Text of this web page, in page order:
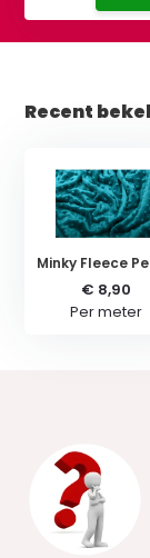
Recent
Minky Fleece
€ 8,90
Per meter